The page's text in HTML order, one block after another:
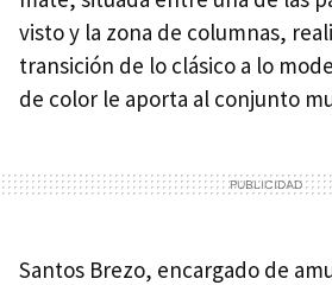
visto y la zona de columnas,
transición de lo clásico a lo
de color le aporta al conjunto
Santos Brezo, encargado de